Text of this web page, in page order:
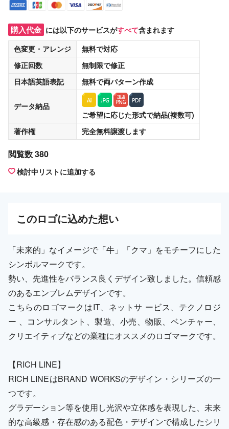
購入代金 には以下のサービスがすべて含まれます
色変更・アレンジ
無料で対応
修正回数
無制限で修正
日本語英語表記
無料で両パターン作成
データ納品
ご希望に応じた形式で納品(複数可)
著作権
完全無料譲渡します
閲覧数 380
検討中リストに追加する
このロゴに込めた想い
「未来的」なイメージで「牛」「クマ」をモチーフにした
シンボルマークです。
勢い、先進性をバランス良くデザイン致しました。信頼感
のあるエンブレムデザインです。
こちらのロゴマークはIT、ネットサ ービス、テクノロジ
ー 、コンサルタント、製造、小売、物販、ベンチャー、
クリエイティブなどの業種にオススメのロゴマークです。
【RICH LINE】
RICH LINEはBRAND WORKSのデザイン・シリーズの一
つです。
グラデーション等を使用し光沢や立体感を表現した、未来
的な高級感・存在感のある配色・デザインで構成したシリ